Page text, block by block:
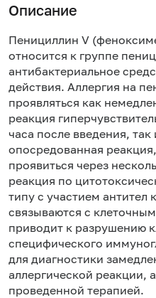
Описание
Пенициллин V
относится к группе
антибактериальное
действия. Аллергия на
проявляться как
реакция
часа после введения,
опосредованная
проявиться через
реакция по
типу с участием антител
связываются с
приводит к разрушению
специфического
для диагностики
аллергической реакции,
проведенной терапией.